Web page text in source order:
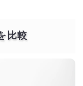
比較